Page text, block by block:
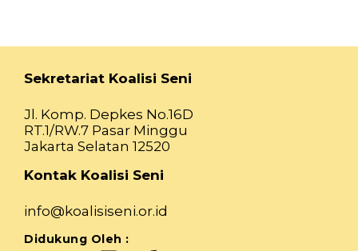
Sekretariat Koalisi Seni
Jl. Komp. Depkes No.16D
RT.1/RW.7 Pasar Minggu
Jakarta Selatan 12520
Kontak Koalisi Seni
info@koalisiseni.or.id
Didukung Oleh :